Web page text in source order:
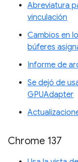
Abreviatura
vinculación
Cambios en
búferes
Informe de
Se dejó de
GPUAdapter
Chrome 137